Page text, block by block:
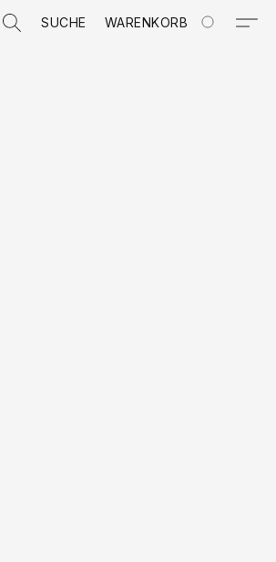
SUCHE WARENKORB